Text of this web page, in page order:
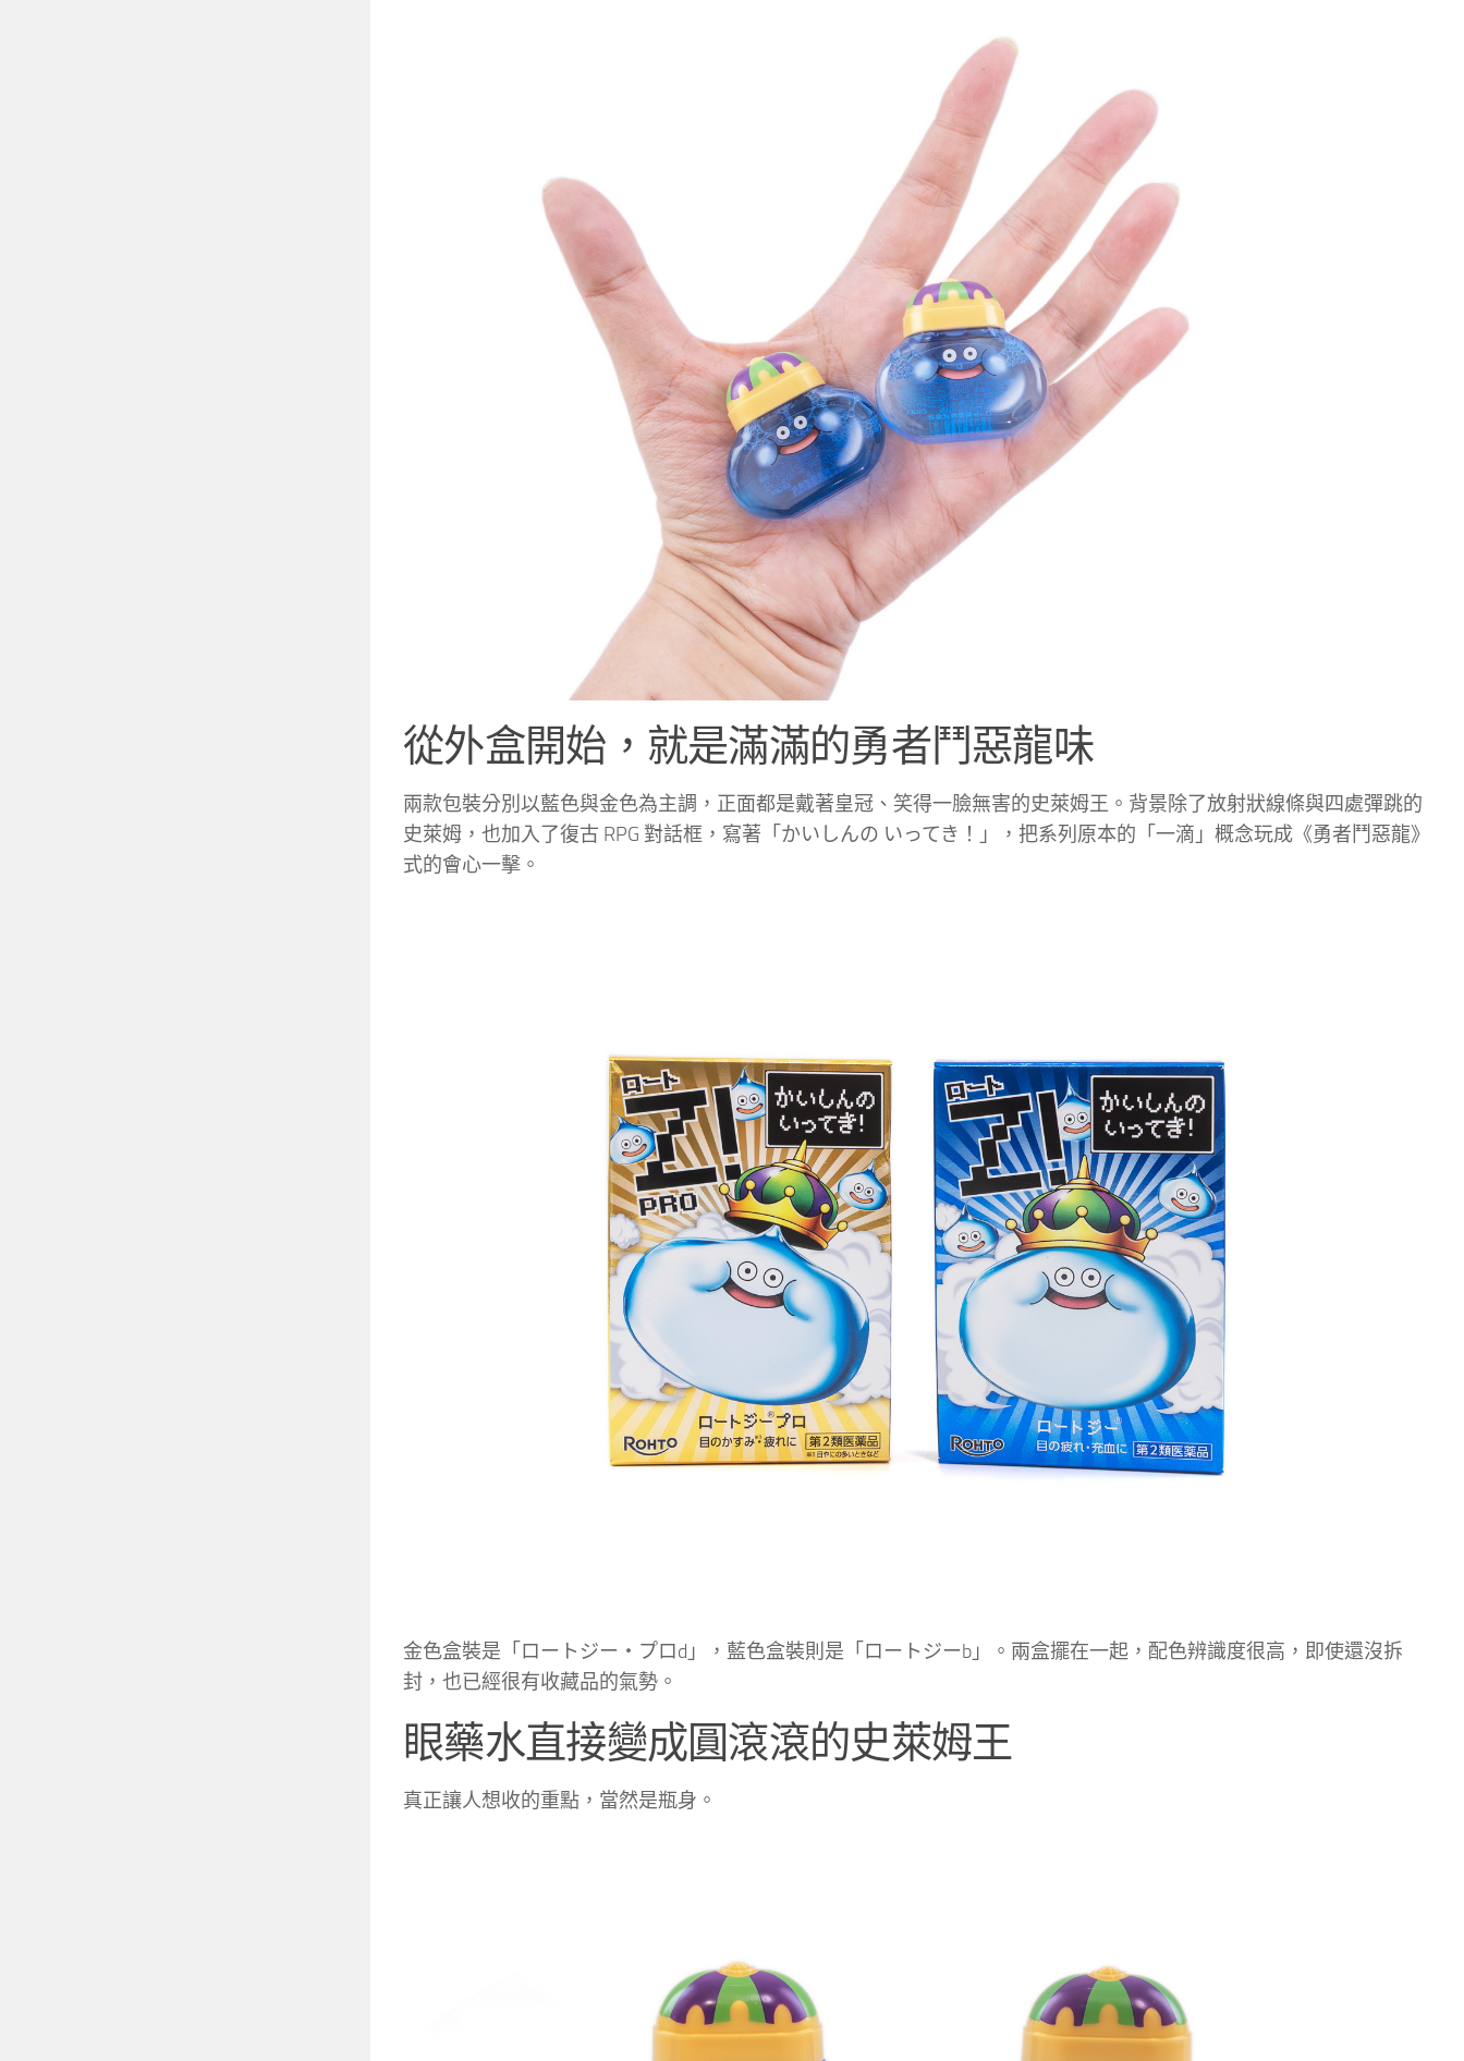
從外盒開始，就是滿滿的勇者鬥惡龍味
兩款包裝分別以藍色與金色為主調，正面都是戴著皇冠、笑得一臉無害的史萊姆王。背景除了放射狀線條與四處彈跳的
史萊姆，也加入了復古 RPG 對話框，寫著「かいしんの いってき！」，把系列原本的「一滴」概念玩成《勇者鬥惡龍》
式的會心一擊。
金色盒裝是「ロートジー・プロd」，藍色盒裝則是「ロートジーb」。兩盒擺在一起，配色辨識度很高，即使還沒拆
封，也已經很有收藏品的氣勢。
眼藥水直接變成圓滾滾的史萊姆王
真正讓人想收的重點，當然是瓶身。